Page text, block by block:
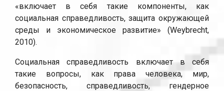
«включает в себя такие компоненты, как
социальная справедливость, защита окружающей
среды и экономическое развитие» (Weybrecht,
2010).
Социальная справедливость включает в себя
такие вопросы, как права человека, мир,
безопасность, справедливость, гендерное